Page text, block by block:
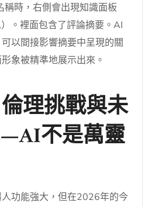
稱時，右側會出現知識面板
）。裡面包含了評論摘要。AI
以間接影響摘要中呈現的關
象被精準地展示出來。
理挑戰與未
不是萬靈
功能強大，但在2026年的今